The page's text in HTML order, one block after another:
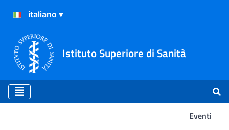
Istituto Superiore di Sanità
Eventi